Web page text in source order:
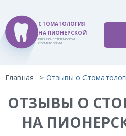
СТОМАТОЛОГИЯ
НА ПИОНЕРСКОЙ
КЛИНИКА ЭСТЕТИЧЕСКОЙ
СТОМАТОЛОГИИ
Главная Отзывы о
ОТЗЫВЫ О
НА
ВыклРазмер шрифта: A
A
A A